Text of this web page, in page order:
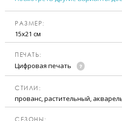
РАЗМЕР:
15х21 см
ПЕЧАТЬ:
Цифровая печать
CТИЛИ:
прованс, растительный,
CЕЗОНЫ: